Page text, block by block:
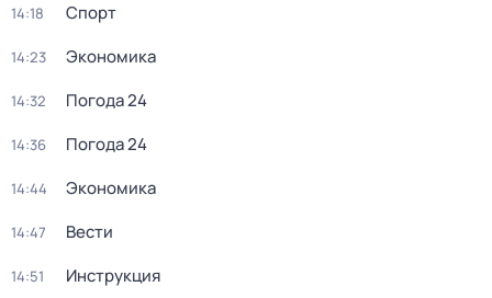
14:18 Спорт
14:23 Экономика
14:32 Погода 24
14:36 Погода 24
14:44 Экономика
14:47 Вести
14:51 Инструкция